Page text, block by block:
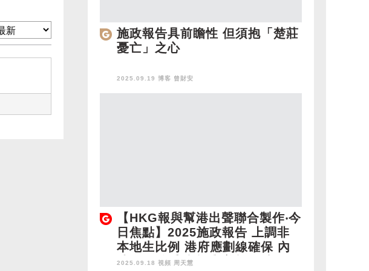
施政報告具前瞻性 但須抱「楚莊
憂亡」之心
2025.09.19 博客 曾財安
【HKG報與幫港出聲聯合製作‧今
日焦點】2025施政報告 上調非
本地生比例 港府應劃線確保 內
地海外並重 貿談與美極限纏鬥
2025.09.18 視頻 周天慧